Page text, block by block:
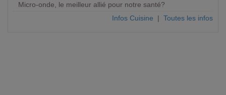
Micro-onde, le meilleur allié pour notre santé?
Infos Cuisine | Toutes les infos